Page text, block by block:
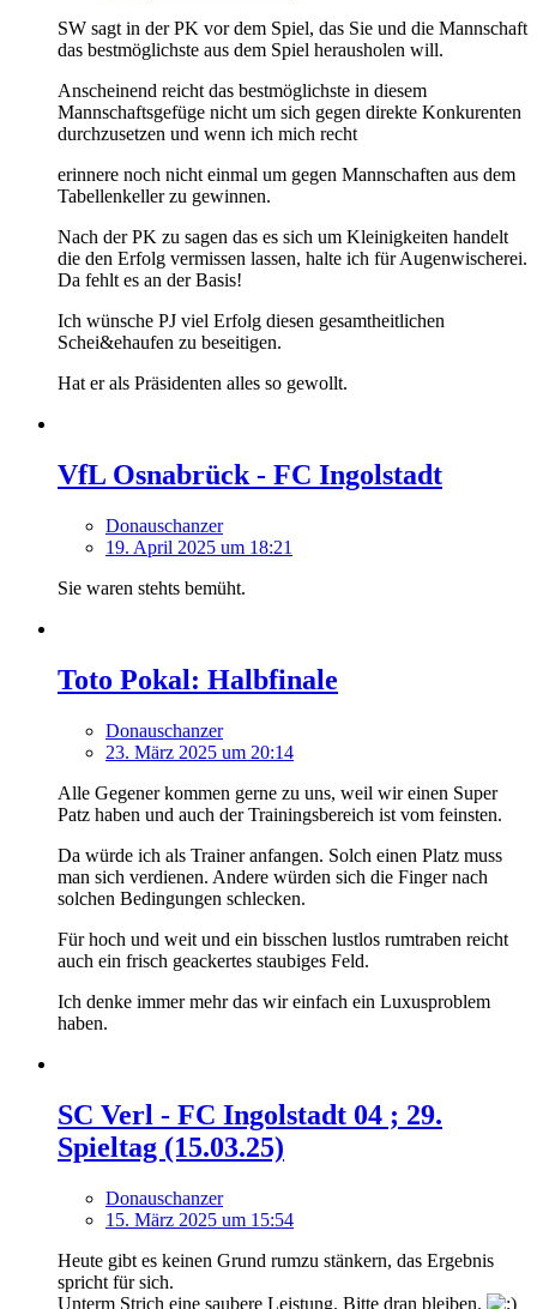
SW sagt in der PK vor dem Spiel, das Sie und die Mannschaft
das bestmöglichste aus dem Spiel herausholen will.
Anscheinend reicht das bestmöglichste in diesem
Mannschaftsgefüge nicht um sich gegen direkte Konkurenten
durchzusetzen und wenn ich mich recht
erinnere noch nicht einmal um gegen Mannschaften aus dem
Tabellenkeller zu gewinnen.
Nach der PK zu sagen das es sich um Kleinigkeiten handelt
die den Erfolg vermissen lassen, halte ich für Augenwischerei.
Da fehlt es an der Basis!
Ich wünsche PJ viel Erfolg diesen gesamtheitlichen
Schei&ehaufen zu beseitigen.
Hat er als Präsidenten alles so gewollt.
VfL Osnabrück - FC Ingolstadt
Donauschanzer
19. April 2025 um 18:21
Sie waren stehts bemüht.
Toto Pokal: Halbfinale
Donauschanzer
23. März 2025 um 20:14
Alle Gegener kommen gerne zu uns, weil wir einen Super
Patz haben und auch der Trainingsbereich ist vom feinsten.
Da würde ich als Trainer anfangen. Solch einen Platz muss
man sich verdienen. Andere würden sich die Finger nach
solchen Bedingungen schlecken.
Für hoch und weit und ein bisschen lustlos rumtraben reicht
auch ein frisch geackertes staubiges Feld.
Ich denke immer mehr das wir einfach ein Luxusproblem
haben.
SC Verl - FC Ingolstadt 04 ; 29.
Spieltag (15.03.25)
Donauschanzer
15. März 2025 um 15:54
Heute gibt es keinen Grund rumzu stänkern, das Ergebnis
spricht für sich.
Unterm Strich eine saubere Leistung. Bitte dran bleiben.